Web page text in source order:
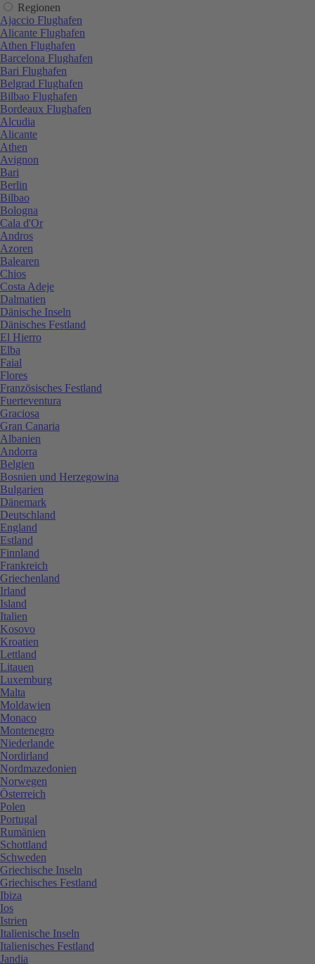
Regionen
Ajaccio Flughafen
Alicante Flughafen
Athen Flughafen
Barcelona Flughafen
Bari Flughafen
Belgrad Flughafen
Bilbao Flughafen
Bordeaux Flughafen
Alcudia
Alicante
Athen
Avignon
Bari
Berlin
Bilbao
Bologna
Cala d'Or
Andros
Azoren
Balearen
Chios
Costa Adeje
Dalmatien
Dänische Inseln
Dänisches Festland
El Hierro
Elba
Faial
Flores
Französisches Festland
Fuerteventura
Graciosa
Gran Canaria
Albanien
Andorra
Belgien
Bosnien und Herzegowina
Bulgarien
Dänemark
Deutschland
England
Estland
Finnland
Frankreich
Griechenland
Irland
Island
Italien
Kosovo
Kroatien
Lettland
Litauen
Luxemburg
Malta
Moldawien
Monaco
Montenegro
Niederlande
Nordirland
Nordmazedonien
Norwegen
Österreich
Polen
Portugal
Rumänien
Schottland
Schweden
Griechische Inseln
Griechisches Festland
Ibiza
Ios
Istrien
Italienische Inseln
Italienisches Festland
Jandia